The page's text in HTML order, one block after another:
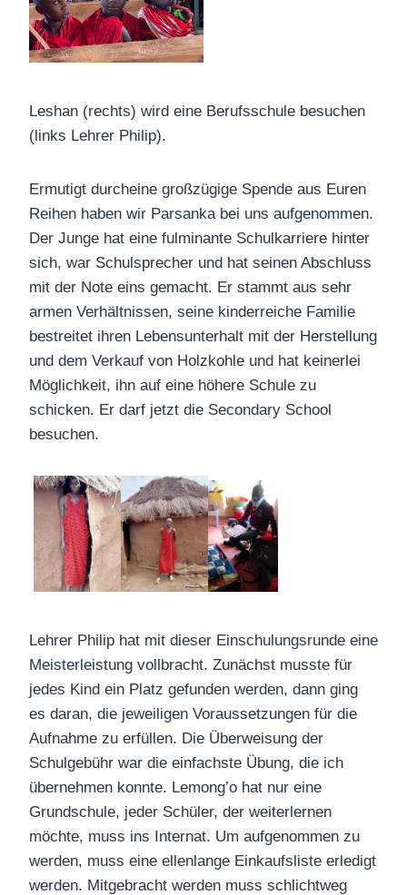
Leshan (rechts) wird eine Berufsschule besuchen
(links Lehrer Philip).
Ermutigt durcheine großzügige Spende aus Euren
Reihen haben wir Parsanka bei uns aufgenommen.
Der Junge hat eine fulminante Schulkarriere hinter
sich, war Schulsprecher und hat seinen Abschluss
mit der Note eins gemacht. Er stammt aus sehr
armen Verhältnissen, seine kinderreiche Familie
bestreitet ihren Lebensunterhalt mit der Herstellung
und dem Verkauf von Holzkohle und hat keinerlei
Möglichkeit, ihn auf eine höhere Schule zu
schicken. Er darf jetzt die Secondary School
besuchen.
Lehrer Philip hat mit dieser Einschulungsrunde eine
Meisterleistung vollbracht. Zunächst musste für
jedes Kind ein Platz gefunden werden, dann ging
es daran, die jeweiligen Voraussetzungen für die
Aufnahme zu erfüllen. Die Überweisung der
Schulgebühr war die einfachste Übung, die ich
übernehmen konnte. Lemong’o hat nur eine
Grundschule, jeder Schüler, der weiterlernen
möchte, muss ins Internat. Um aufgenommen zu
werden, muss eine ellenlange Einkaufsliste erledigt
werden. Mitgebracht werden muss schlichtweg